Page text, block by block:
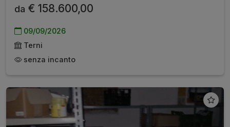
da € 158.600,00
09/09/2026
Terni
senza incanto